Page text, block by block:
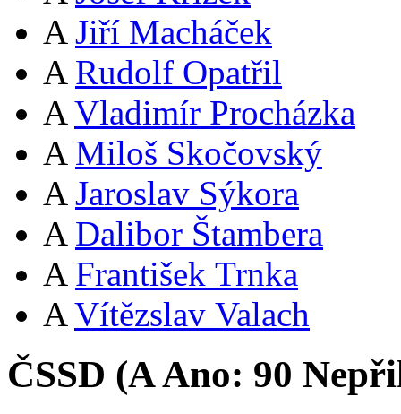
A Jiří Macháček
A Rudolf Opatřil
A Vladimír Procházka
A Miloš Skočovský
A Jaroslav Sýkora
A Dalibor Štambera
A František Trnka
A Vítězslav Valach
ČSSD (AAno: 90